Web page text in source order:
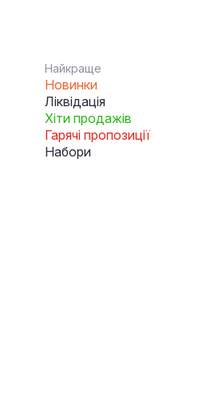
Найкраще
Новинки
Ліквідація
Хіти продажів
Гарячі пропозиції
Набори